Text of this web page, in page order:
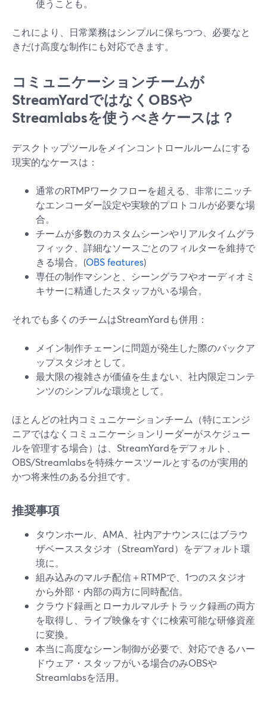
使うことも。
これにより、日常業務はシンプルに保ちつつ、必要なと
きだけ高度な制作にも対応できます。
コミュニケーションチームが
StreamYardではなくOBSや
Streamlabsを使うべきケースは？
デスクトップツールをメインコントロールルームにする
現実的なケースは：
通常のRTMPワークフローを超える、非常にニッチ
なエンコーダー設定や実験的プロトコルが必要な場
合。
チームが多数のカスタムシーンやリアルタイムグラ
フィック、詳細なソースごとのフィルターを維持で
きる場合。(OBS features)
専任の制作マシンと、シーングラフやオーディオミ
キサーに精通したスタッフがいる場合。
それでも多くのチームはStreamYardも併用：
メイン制作チェーンに問題が発生した際のバックア
ップスタジオとして。
最大限の複雑さが価値を生まない、社内限定コンテ
ンツのシンプルな環境として。
ほとんどの社内コミュニケーションチーム（特にエンジ
ニアではなくコミュニケーションリーダーがスケジュー
ルを管理する場合）は、StreamYardをデフォルト、
OBS/Streamlabsを特殊ケースツールとするのが実用的
かつ将来性のある分担です。
推奨事項
タウンホール、AMA、社内アナウンスにはブラウ
ザベーススタジオ（StreamYard）をデフォルト環
境に。
組み込みのマルチ配信＋RTMPで、1つのスタジオ
から外部・内部の両方に同時配信。
クラウド録画とローカルマルチトラック録画の両方
を取得し、ライブ映像をすぐに検索可能な研修資産
に変換。
本当に高度なシーン制御が必要で、対応できるハー
ドウェア・スタッフがいる場合のみOBSや
Streamlabsを活用。